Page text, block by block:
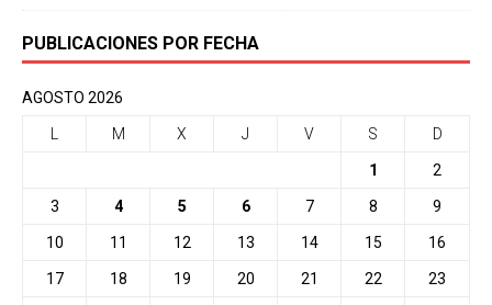
PUBLICACIONES POR FECHA
AGOSTO 2026
M X J V S D
1 2
3 4 5 6 7 8 9
10 11 12 13 14 15 16
17 18 19 20 21 22 23